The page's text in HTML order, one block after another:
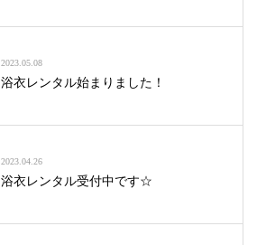
2023.05.08
浴衣レンタル始まりました！
2023.04.26
浴衣レンタル受付中です☆